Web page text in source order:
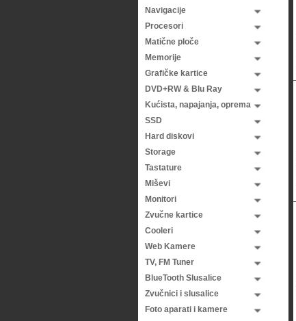
Navigacije
Procesori
Matične ploče
Memorije
Grafičke kartice
DVD+RW & Blu Ray
Kućista, napajanja, oprema
SSD
Hard diskovi
Storage
Tastature
Miševi
Monitori
Zvučne kartice
Cooleri
Web Kamere
TV, FM Tuner
BlueTooth Slusalice
Zvučnici i slusalice
Foto aparati i kamere